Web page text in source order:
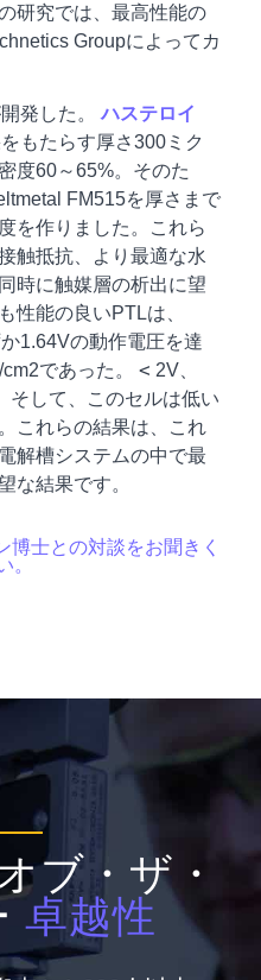
研究では、最高性能の
Groupによってカ
発した。ハステロイ
もたらす厚さ300ミク
度60～65%。そのた
FM515を厚さまで
を作りました。これら
触抵抗、より最適な水
時に触媒層の析出に望
性能の良いPTLは、
1.64Vの動作電圧を達
であった。 < 2V、
そして、このセルは低い
これらの結果は、これ
解槽システムの中で最
な結果です。
博士との対談をお聞きく
。
ブ・ザ・
卓越性